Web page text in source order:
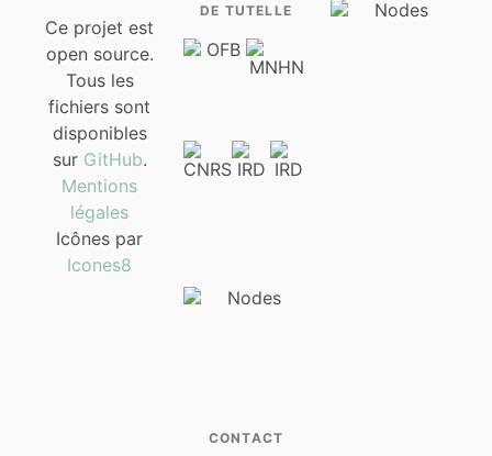
Ce projet est
open source.
Tous les
fichiers sont
disponibles
sur GitHub.
Mentions
légales
Icônes par
Icones8
DE TUTELLE
CONTACT